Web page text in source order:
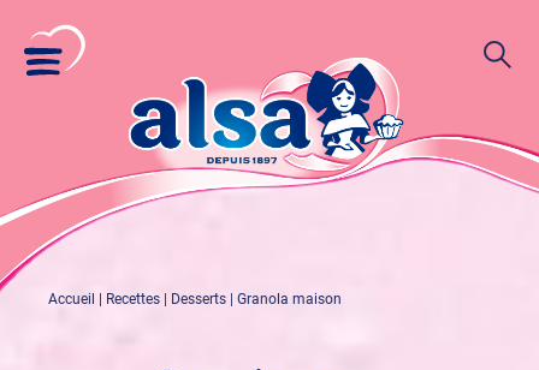
Accueil Recettes Desserts Granola maison